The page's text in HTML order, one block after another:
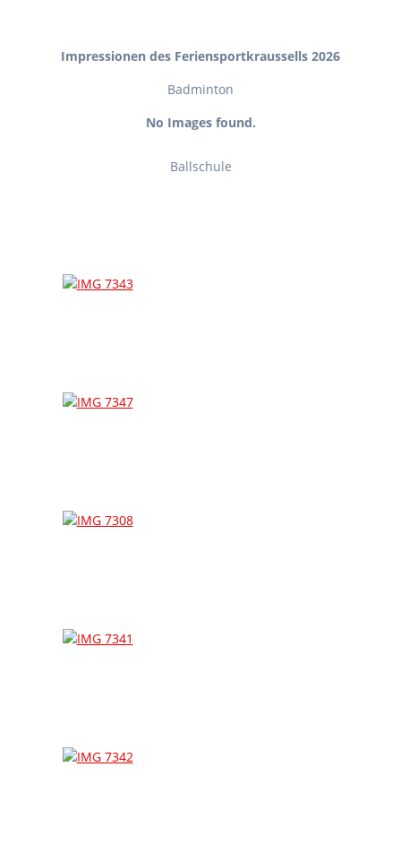
Impressionen des Feriensportkraussells 2026
Badminton
No Images found.
Ballschule